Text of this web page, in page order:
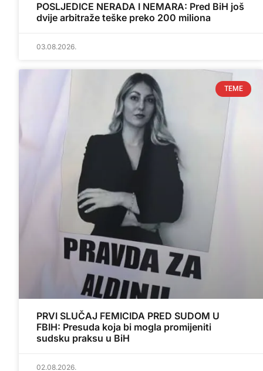
POSLJEDICE NERADA I NEMARA: Pred BiH još
dvije arbitraže teške preko 200 miliona
03.08.2026.
TEME
PRVI SLUČAJ FEMICIDA PRED SUDOM U
FBIH: Presuda koja bi mogla promijeniti
sudsku praksu u BiH
02.08.2026.